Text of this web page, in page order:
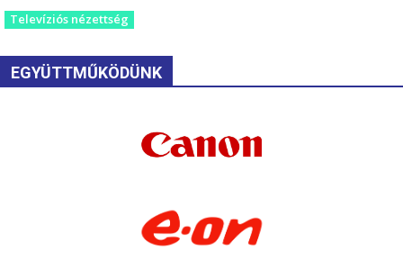
Televíziós nézettség
EGYÜTTMŰKÖDÜNK